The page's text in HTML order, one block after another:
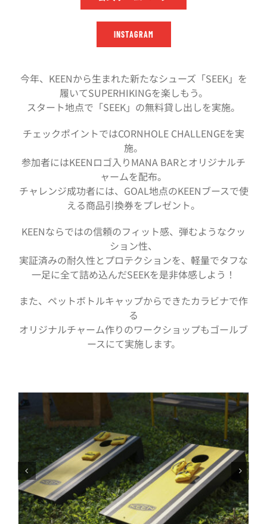
INSTAGRAM
今年、KEENから生まれた新たなシューズ「SEEK」を
履いてSUPERHIKINGを楽しもう。
スタート地点で「SEEK」の無料貸し出しを実施。
チェックポイントではCORNHOLE CHALLENGEを実
施。
参加者にはKEENロゴ入りMANA BARとオリジナルチ
ャームを配布。
チャレンジ成功者には、GOAL地点のKEENブースで使
える商品引換券をプレゼント。
KEENならではの信頼のフィット感、弾むようなクッ
ション性、
実証済みの耐久性とプロテクションを、軽量でタフな
一足に全て詰め込んだSEEKを是非体感しよう！
また、ペットボトルキャップからできたカラビナで作
る
オリジナルチャーム作りのワークショップもゴールブ
ースにて実施します。